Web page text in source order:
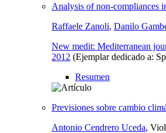
Analysis of non-compliances
Raffaele Zanoli, Danilo
New medit: Mediterranean
2012 (Ejemplar dedicado a:
Resumen
Previsiones sobre cambio
Antonio Cendrero Uceda,